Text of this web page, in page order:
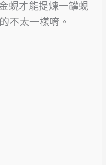
蜆才能提煉一罐蜆
不太一樣唷。